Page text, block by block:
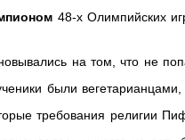
48-х Олимпийских
на том, что не
были
требования религии